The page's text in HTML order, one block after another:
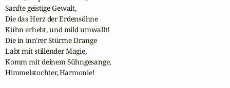
Sanfte geistige Gewalt,
Die das Herz der Erdensöhne
Kühn erhebt, und mild umwallt!
Die in inn'rer Stürme Drange
Labt mit stillender Magie,
Komm mit deinem Sühngesange,
Himmelstochter, Harmonie!